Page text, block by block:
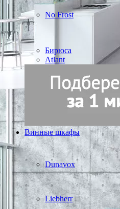
No Frost
Бирюса
Atlant
Винные шкафы
Dunavox
Liebherr